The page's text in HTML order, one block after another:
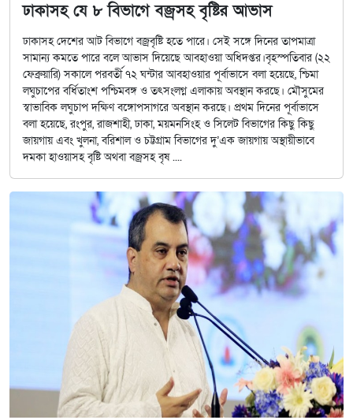
ঢাকাসহ যে ৮ বিভাগে বজ্রসহ বৃষ্টির আভাস
ঢাকাসহ দেশের আট বিভাগে বজ্রবৃষ্টি হতে পারে। সেই সঙ্গে দিনের তাপমাত্রা
সামান্য কমতে পারে বলে আভাস দিয়েছে আবহাওয়া অধিদপ্তর।বৃহস্পতিবার (২২
ফেব্রুয়ারি) সকালে পরবর্তী ৭২ ঘন্টার আবহাওয়ার পূর্বাভাসে বলা হয়েছে, শ্চিমা
লঘুচাপের বর্ধিতাংশ পশ্চিমবঙ্গ ও তৎসংলগ্ন এলাকায় অবস্থান করছে। মৌসুমের
স্বাভাবিক লঘুচাপ দক্ষিণ বঙ্গোপসাগরে অবস্থান করছে। প্রথম দিনের পূর্বাভাসে
বলা হয়েছে, রংপুর, রাজশাহী, ঢাকা, ময়মনসিংহ ও সিলেট বিভাগের কিছু কিছু
জায়গায় এবং খুলনা, বরিশাল ও চট্টগ্রাম বিভাগের দু’এক জায়গায় অস্থায়ীভাবে
দমকা হাওয়াসহ বৃষ্টি অথবা বজ্রসহ বৃষ ....